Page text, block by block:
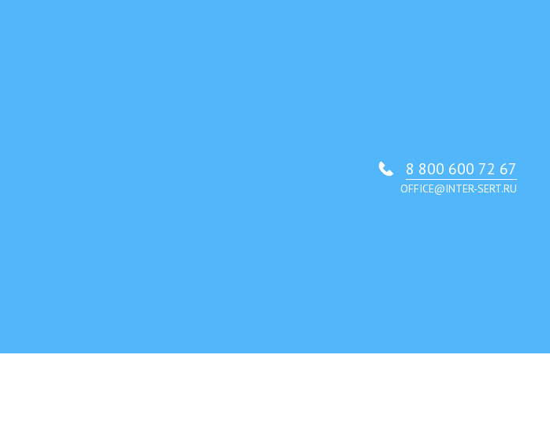
8 800 600 72 67
OFFICE@INTER-SERT.RU